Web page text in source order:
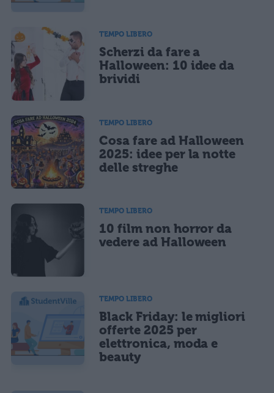
TEMPO LIBERO
Scherzi da fare a
Halloween: 10 idee da
brividi
TEMPO LIBERO
Cosa fare ad Halloween
2025: idee per la notte
delle streghe
TEMPO LIBERO
10 film non horror da
vedere ad Halloween
TEMPO LIBERO
Black Friday: le migliori
offerte 2025 per
elettronica, moda e
beauty